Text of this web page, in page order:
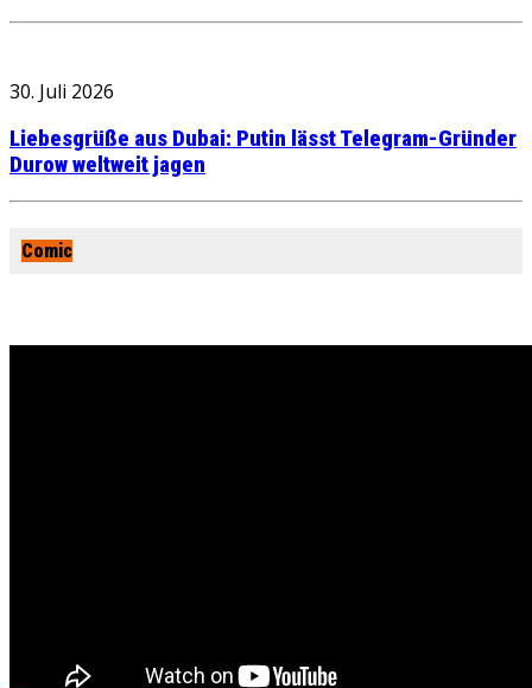
30. Juli 2026
Liebesgrüße aus Dubai: Putin lässt Telegram-Gründer
Durow weltweit jagen
Comic